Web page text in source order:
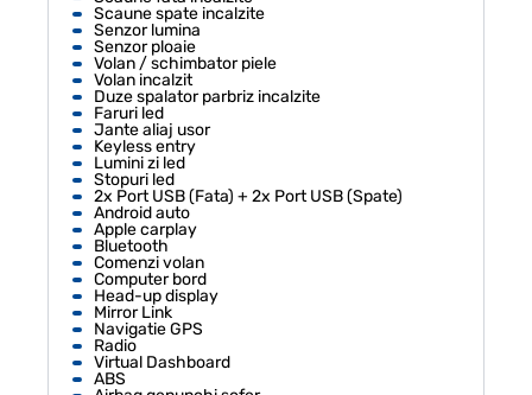
Scaune spate incalzite
Senzor lumina
Senzor ploaie
Volan / schimbator piele
Volan incalzit
Duze spalator parbriz incalzite
Faruri led
Jante aliaj usor
Keyless entry
Lumini zi led
Stopuri led
2x Port USB (Fata) + 2x Port USB (Spate)
Android auto
Apple carplay
Bluetooth
Comenzi volan
Computer bord
Head-up display
Mirror Link
Navigatie GPS
Radio
Virtual Dashboard
ABS